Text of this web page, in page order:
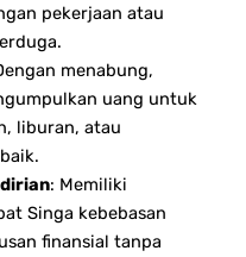
pekerjaan atau
menabung,
uang untuk
liburan, atau
: Memiliki
Singa kebebasan
finansial tanpa